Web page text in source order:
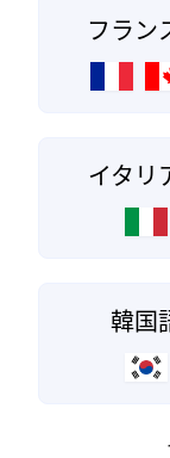
フラン
イタリ
韓国